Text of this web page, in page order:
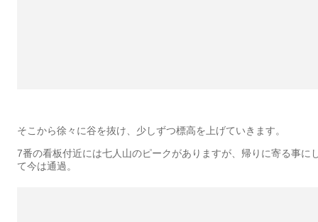
そこから徐々に谷を抜け、少しずつ標高を上げていきます。
7番の看板付近には七人山のピークがありますが、帰りに寄る事に
て今は通過。